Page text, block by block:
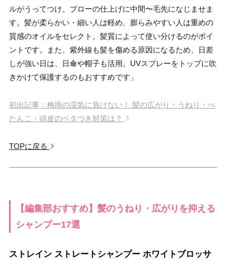
ルがうってつけ。ブローの仕上げに中間〜毛先になじませま
す。髪が柔らかい・細い人は軽め、膨らみやすい人は重めの
質感のオイルをセレクト。髪質によって使い分けるのがポイ
ントです。また、紫外線も髪を傷める原因になるため、日差
しが強い日は、日傘や帽子も活用。UVスプレーをトップに吹
きかけて保護するのもおすすめです」
初出記事：梅雨の湿気に負けない！ 髪の広がり・うねり・ぺ
たんこ・頭皮のベタつき対策は？
TOPに戻る
【編集部おすすめ】髪のうねり・広がりを抑える
シャンプー17選
ストレイン ストレートシャンプー ホワイトブロッサ